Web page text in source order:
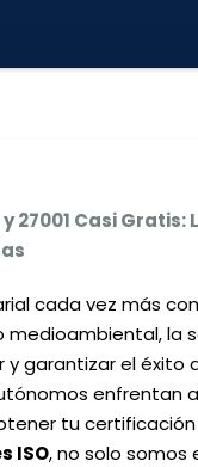
y 27001 Casi
cada vez más
la
garantizar el éxito
enfrentan
tu
ISO, no solo somos